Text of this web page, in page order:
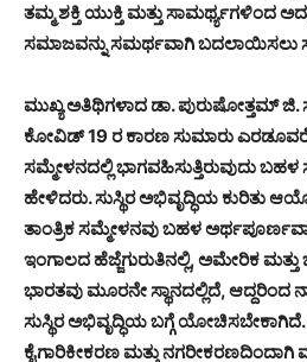
ತಮ್ಮ ಶಕ್ತಿ ಯುಕ್ತಿ ಮತ್ತು ಸಾಮರ್ಥ್ಯಗಳಿಂದ
ಸಮಾಜವನ್ನು ಸಮರ್ಥವಾಗಿ ಬದಲಾಯಿಸಲು
ಮುಖ್ಯ ಅತಿಥಿಗಳಾದ ಡಾ. ಪುರುಷೋತ್ತಮ್
ಕೋವಿಡ್ 19 ರ ಕಾರಣ ಸುಮಾರು
ಸಮ್ಮೇಳನದಲ್ಲಿ ಭಾಗವಹಿಸುತ್ತಿರುವುದು
ಹೇಳಿದರು. ಸುಸ್ಥಿರ ಅಭಿವೃದ್ಧಿಯ ಕುರಿತು
ತಾಂತ್ರಿಕ ಸಮ್ಮೇಳನವು ಬಹಳ
ಇಂಗಾಲದ ಹೆಜ್ಜೆಗುರುತಿನಲ್ಲಿ, ಅಮೇರಿಕ
ಭಾರತವು ಮೂರನೇ ಸ್ಥಾನದಲ್ಲಿದೆ, ಆದ್ದರಿಂದ
ಸುಸ್ಥಿರ ಅಭಿವೃದ್ಧಿಯ ಬಗ್ಗೆ
ಕೈಗಾರಿಕೀಕರಣ ಮತ್ತು ನಗರೀಕರಣದಿಂದಾಗಿ